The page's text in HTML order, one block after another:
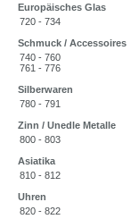
Europäisches Glas
720 - 734
Schmuck / Accessoires
740 - 760
761 - 776
Silberwaren
780 - 791
Zinn / Unedle Metalle
800 - 803
Asiatika
810 - 812
Uhren
820 - 822